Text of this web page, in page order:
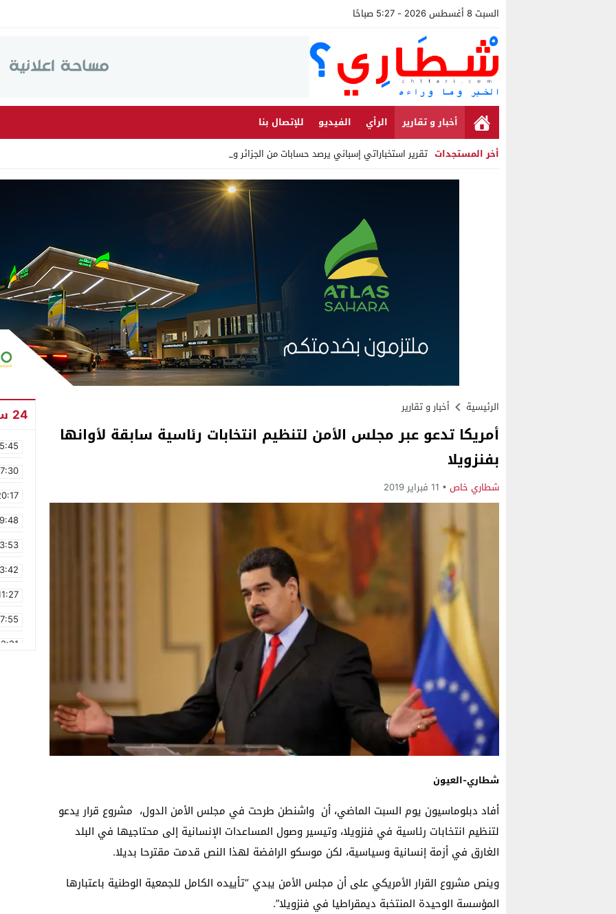
السبت 8 أغسطس 2026 - 5:27 صباحًا
أخبار و تقارير الرأي الفيديو
للإتصال بنا
أخر المستجدات تقرير استخباراتي إسباني يرصد حسابات من الجزائر وأرقاما بـ”2 _
Stop
الرئيسية أخبار و تقارير
أمريكا تدعو عبر مجلس الأمن لتنظيم انتخابات رئاسية سابقة لأوانها
بفنزويلا
شطاري خاص 11 فبراير 2019
شطاري-العيون
أفاد دبلوماسيون يوم السبت الماضي، أن واشنطن طرحت في مجلس الأمن الدول، مشروع قرار يدعو
لتنظيم انتخابات رئاسية في فنزويلا، وتيسير وصول المساعدات الإنسانية إلى محتاجيها في البلد
الغارق في أزمة إنسانية وسياسية، لكن موسكو الرافضة لهذا النص قدمت مقترحا بديلا.
وينص مشروع القرار الأمريكي على أن مجلس الأمن يبدي “تأييده الكامل للجمعية الوطنية باعتبارها
المؤسسة الوحيدة المنتخبة ديمقراطيا في فنزويلا”.
24 ساعة